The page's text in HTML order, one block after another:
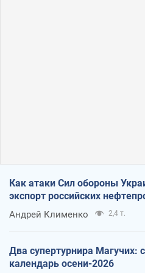
Как атаки Сил обороны
экспорт российских
Андрей Клименко 2,4 т.
Два супертурнира Магучих:
календарь осени-2026